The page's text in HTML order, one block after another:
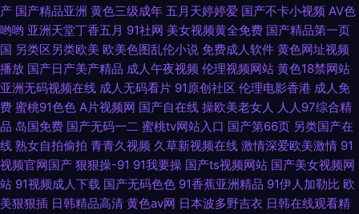
91 91新人xh98hx新作 日韩天堂无码 成人秀场 91v国产精品酒视频 久草福利
网 91深夜福利在线导航 欧美性爱第四页 熟女视频一区二区三区 九九国产精
品九九 91网站在线免费下载 五月桃花网一道本 韩精品久久 91看片婬黄大片
网址 91黑料少妇网站 人人乳人人鲁 97性视频 丝袜足交网 第一福利视频导航
影音先锋AV一区 精品久久婷婷网络 91福利社试看三分钟 97伊人网 97视频
产 国产精品亚洲 黄色三级成年 五月天婷婷爱 国产不卡小视频 AV色
哟哟 亚洲天堂丁香五月 91社网 美女视频黄全免费 国产精品第一页
国 另类区另类欧美 欧美色图乱伦小说 免费成人软件 黄色网址视频
播放 国产日产美产精品 成人午夜视频 伦理视频网站 黄色18禁网站
亚洲无码视频在线 成人无码看片 91原创社区 伦理电影香港 成人免
费 蜜桃91色色 A片视频网 国产自在线 操欧美老女人 人人97综合精
品 岛国免费 国产无码一二 蜜桃tv网站入口 国产第66页 另类国产在
线 熟女自拍偷拍 青青久视频 久草新视频在线 激情深爱欧美激情 91
视频官网国产 狠狠操-91 91我要操 国产ts视频网站 国产美女视频网
站 91视频成人下载 国产无码色色 91香蕉亚洲精品 91伊人加勒比 欧
美狠狠插 日韩精品高清 黄色av网 日本波多野吉衣 日韩在线观看精